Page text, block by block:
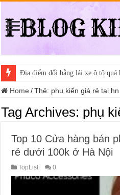
Địa điểm đổi bằng lái xe ô tô quá
Home / Thẻ: phụ kiến giá rẻ tại hn
Tag Archives: phụ
Top 10 Cửa hàng bán
rẻ dưới 100k ở Hà Nội
TopList 0